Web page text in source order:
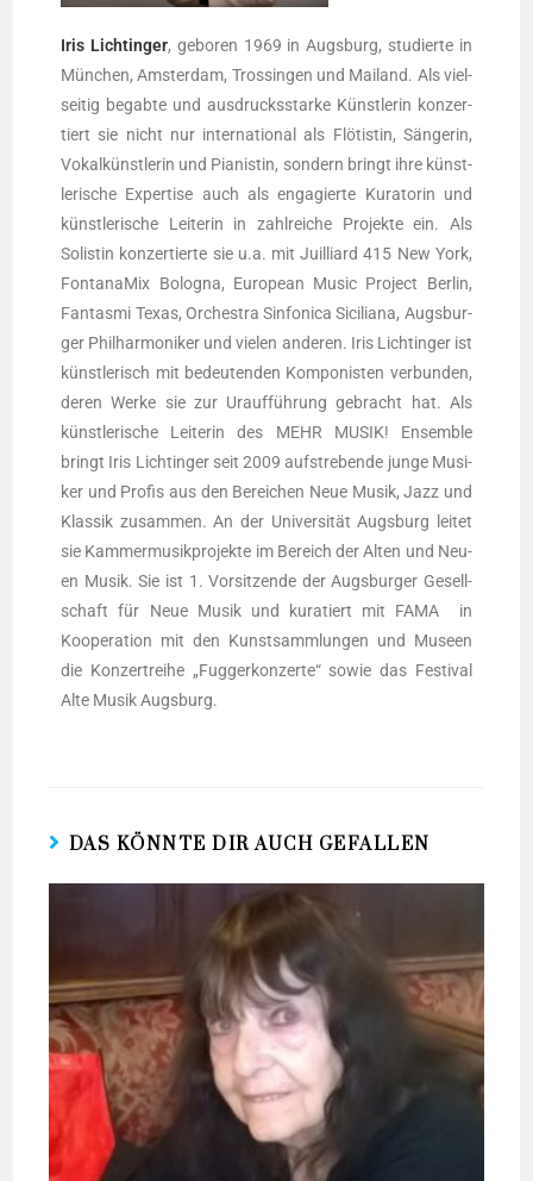
Iris Licht­in­ger, gebo­ren 1969 in Augs­burg, stu­dier­te in
Mün­chen, Ams­ter­dam, Tros­sin­gen und Mai­land. Als viel­
sei­tig begab­te und aus­drucks­star­ke Künst­le­rin kon­zer­
tiert sie nicht nur inter­na­tio­nal als Flö­tis­tin, Sän­ge­rin,
Vokal­künst­le­rin und Pia­nis­tin, son­dern bringt ihre künst­
le­ri­sche Exper­ti­se auch als enga­gier­te Kura­to­rin und
künst­le­ri­sche Lei­te­rin in zahl­rei­che Pro­jek­te ein. Als
Solis­tin kon­zer­tier­te sie u.a. mit Juil­li­ard 415 New York,
Fon­tana­Mix Bolo­gna, Euro­pean Music Pro­ject Ber­lin,
Fan­tas­mi Texas, Orches­tra Sin­fo­ni­ca Sici­lia­na, Augs­bur­
ger Phil­har­mo­ni­ker und vie­len ande­ren. Iris Licht­in­ger ist
künst­le­risch mit bedeu­ten­den Kom­po­nis­ten ver­bun­den,
deren Wer­ke sie zur Urauf­füh­rung gebracht hat. Als
künst­le­ri­sche Lei­te­rin des MEHR MUSIK! Ensem­ble
bringt Iris Licht­in­ger seit 2009 auf­stre­ben­de jun­ge Musi­
ker und Pro­fis aus den Berei­chen Neue Musik, Jazz und
Klas­sik zusam­men. An der Uni­ver­si­tät Augs­burg lei­tet
sie Kam­mer­mu­sik­pro­jek­te im Bereich der Alten und Neu­
en Musik. Sie ist 1. Vor­sit­zen­de der Augs­bur­ger Gesell­
schaft für Neue Musik und kura­tiert mit FAMA in
Koope­ra­ti­on mit den Kunst­samm­lun­gen und Muse­en
die Kon­zert­rei­he „Fug­ger­kon­zer­te“ sowie das Fes­ti­val
Alte Musik Augsburg.
DAS KÖNNTE DIR AUCH GEFALLEN